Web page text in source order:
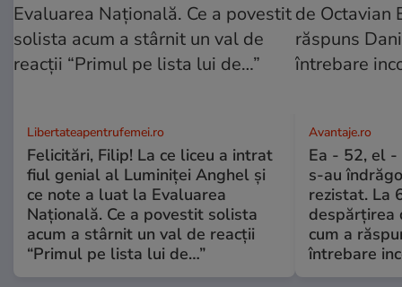
Libertateapentrufemei.ro
Felicitări, Filip! La ce liceu a intrat
fiul genial al Luminiței Anghel și
ce note a luat la Evaluarea
Națională. Ce a povestit solista
acum a stârnit un val de reacții
“Primul pe lista lui de…”
Avantaje.ro
Ea - 52, el -
s-au
rezistat. La
despărțirea
cum a
întrebare